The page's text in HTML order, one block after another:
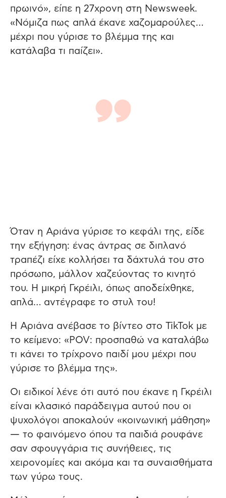
πρωινό», είπε η 27χρονη στη Newsweek.
«Νόμιζα πως απλά έκανε χαζομαρούλες…
μέχρι που γύρισε το βλέμμα της και
κατάλαβα τι παίζει».
Όταν η Αριάνα γύρισε το κεφάλι της, είδε
την εξήγηση: ένας άντρας σε διπλανό
τραπέζι είχε κολλήσει τα δάχτυλά του στο
πρόσωπο, μάλλον χαζεύοντας το κινητό
του. Η μικρή Γκρέιλι, όπως αποδείχθηκε,
απλά… αντέγραφε το στυλ του!
Η Αριάνα ανέβασε το βίντεο στο TikTok με
το κείμενο: «POV: προσπαθώ να καταλάβω
τι κάνει το τρίχρονο παιδί μου μέχρι που
γύρισε το βλέμμα της».
Οι ειδικοί λένε ότι αυτό που έκανε η Γκρέιλι
είναι κλασικό παράδειγμα αυτού που οι
ψυχολόγοι αποκαλούν «κοινωνική μάθηση»
— το φαινόμενο όπου τα παιδιά ρουφάνε
σαν σφουγγάρια τις συνήθειες, τις
χειρονομίες και ακόμα και τα συναισθήματα
των γύρω τους.